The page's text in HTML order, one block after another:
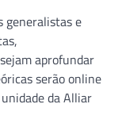
generalistas e
aprofundar
serão online
da Alliar